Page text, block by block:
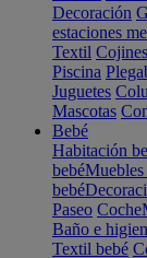
Decoración
estaciones
Textil
Piscina
Juguetes
Mascotas
Bebé
Habitación
bebéMuebles
bebé
Paseo Coche
Baño e
Textil bebé